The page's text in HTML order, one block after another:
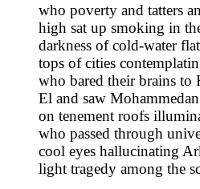
who poverty and tatters
high sat up smoking in
darkness of cold-water
tops of cities
who bared their brains to
El and saw
on tenement roofs
who passed through
cool eyes hallucinating
light tragedy among the